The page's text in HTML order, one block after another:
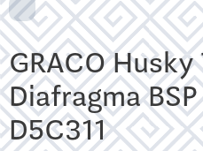
GRACO Husky
Diafragma BSP
D5C311